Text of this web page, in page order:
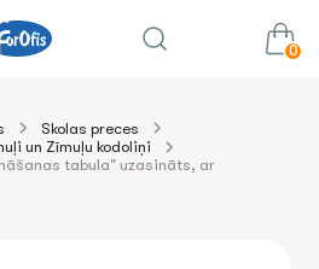
0
Summa:
Skolas preces
un Zīmuļu kodoliņi
tabula" uzasināts, ar